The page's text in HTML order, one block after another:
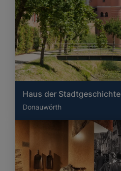
Haus der Stadtgeschichte
Donauwörth